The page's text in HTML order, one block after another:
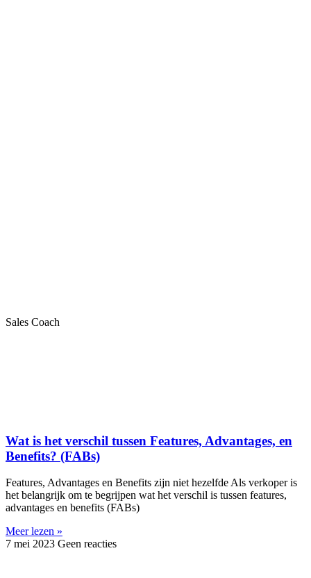
Sales Coach
Wat is het verschil tussen Features, Advantages, en
Benefits? (FABs)
Features, Advantages en Benefits zijn niet hezelfde Als verkoper is
het belangrijk om te begrijpen wat het verschil is tussen features,
advantages en benefits (FABs)
Meer lezen »
7 mei 2023 Geen reacties